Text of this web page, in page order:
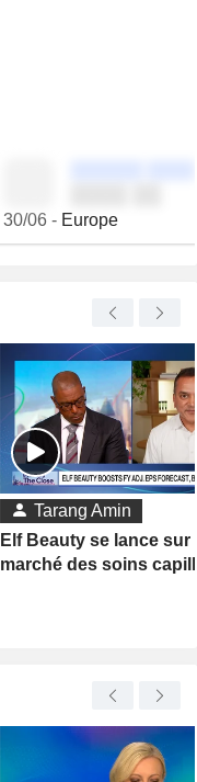
30/06- Europe
Tarang Amin
Elf Beauty se lance sur
marché des soins